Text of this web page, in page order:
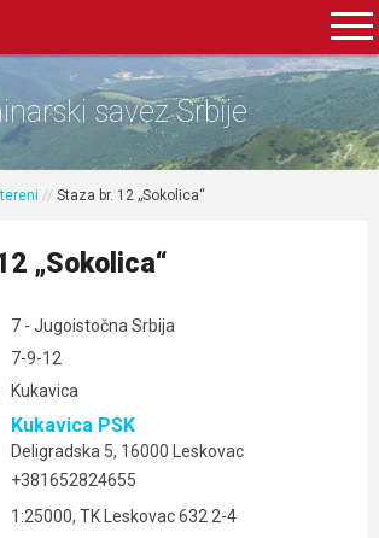
savez Srbije
// Staza br. 12 „Sokolica“
„Sokolica“
7 - Jugoistočna Srbija
7-9-12
Kukavica
Kukavica PSK
Deligradska 5, 16000 Leskovac
+381652824655
1:25000, TK Leskovac 632 2-4